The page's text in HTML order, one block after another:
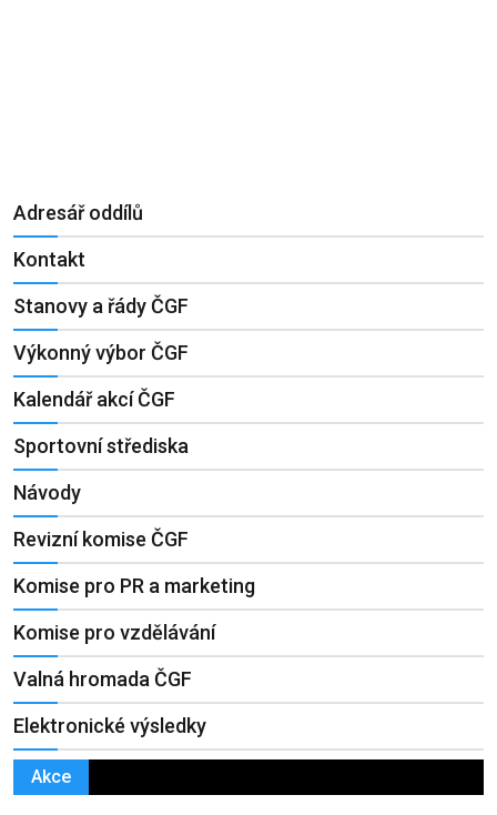
Adresář oddílů
Kontakt
Stanovy a řády ČGF
Výkonný výbor ČGF
Kalendář akcí ČGF
Sportovní střediska
Návody
Revizní komise ČGF
Komise pro PR a marketing
Komise pro vzdělávání
Valná hromada ČGF
Elektronické výsledky
Akce